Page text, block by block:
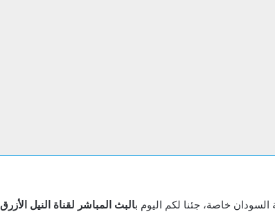
خاصة، جئنا لكم اليوم بالبث المباشر لقناة النيل الأزرق